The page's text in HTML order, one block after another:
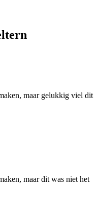
maar gelukkig viel dit
maar dit was niet het